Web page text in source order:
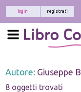
registrati
login
Autore: Giuseppe
8 oggetti trovati